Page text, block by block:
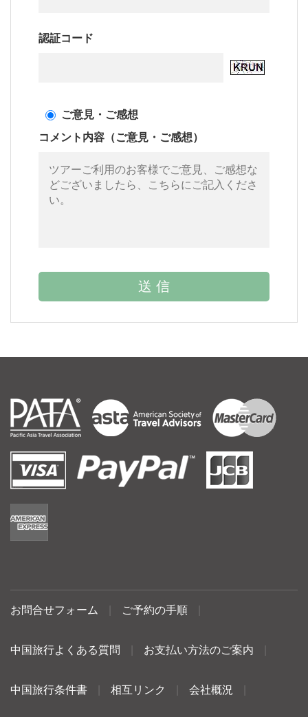
認証コード
ご意見・ご感想
コメント内容（ご意見・ご感想）
お問合せフォーム ご予約の手順
中国旅行よくある質問 お支払い方法のご案内
中国旅行条件書 相互リンク 会社概況